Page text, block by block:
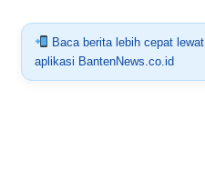
Baca berita lebih cepat lewat
aplikasi BantenNews.co.id